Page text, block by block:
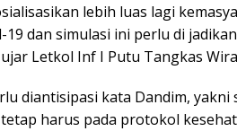
lebih luas lagi
19 dan simulasi ini perlu di
Letkol Inf I Putu Tangkas
diantisipasi kata Dandim,
harus pada protokol